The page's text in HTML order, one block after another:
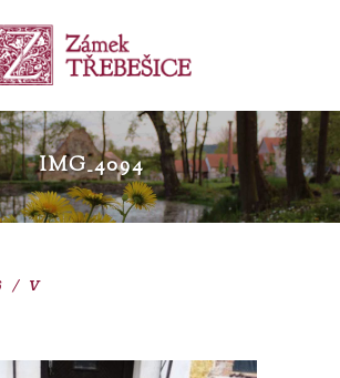
IMG_4094
V